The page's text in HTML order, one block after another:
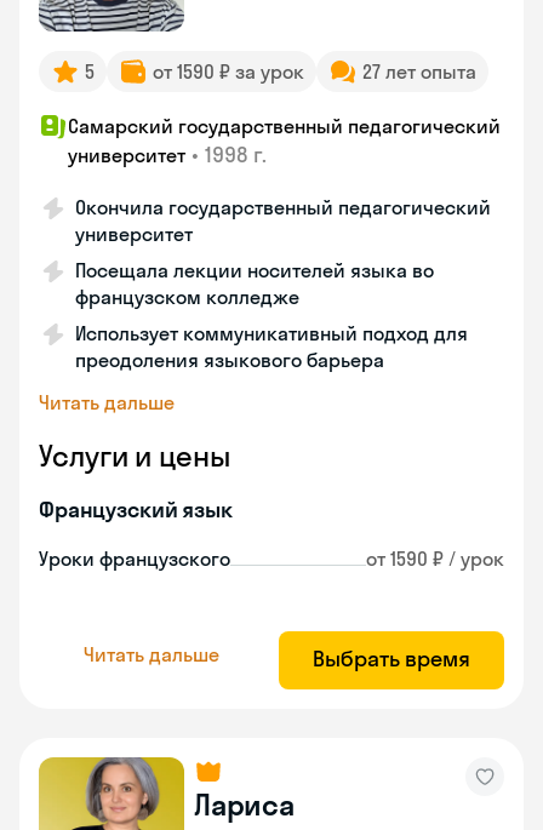
5 от 1590 ₽ за урок 27 лет опыта
Самарский государственный педагогический
университет • 1998 г.
Окончила государственный педагогический
университет
Посещала лекции носителей языка во
французском колледже
Использует коммуникативный подход для
преодоления языкового барьера
Читать дальше
Услуги и цены
Французский язык
Уроки французского от 1590 ₽ / урок
Читать дальше Выбрать время
Лариса